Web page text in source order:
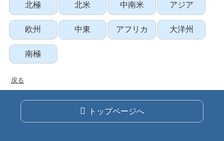
北極 北米 中南米 アジア
欧州 中東 アフリカ 大洋州
南極
戻る
トップページへ